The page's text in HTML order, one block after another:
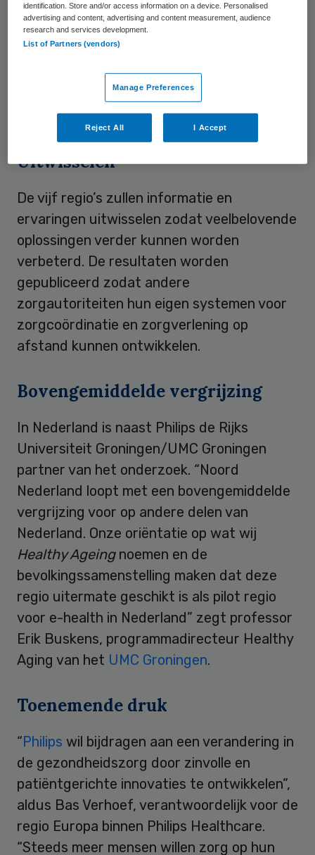
health voor patiënten met hartfalen, COPD
en diabetes onderzoeken. De resultaten
worden twee jaar lang bijgehouden en
geanalyseerd om na te gaan welke
processen, structuren en werkwijzen het
meest effectief zijn.
Uitwisselen
De vijf regio’s zullen informatie en
ervaringen uitwisselen zodat veelbelovende
oplossingen verder kunnen worden
verbeterd. De resultaten worden
gepubliceerd zodat andere
zorgautoriteiten hun eigen systemen voor
zorgcoördinatie en zorgverlening op
afstand kunnen ontwikkelen.
Bovengemiddelde vergrijzing
In Nederland is naast Philips de Rijks
Universiteit Groningen/UMC Groningen
partner van het onderzoek. “Noord
Nederland loopt met een bovengemiddelde
vergrijzing voor op andere delen van
Nederland. Onze oriëntatie op wat wij
Healthy Ageingnoemen en de
bevolkingssamenstelling maken dat deze
regio uitermate geschikt is als pilot regio
voor e-health in Nederland” zegt professor
Erik Buskens, programmadirecteur Healthy
Aging van het UMC Groningen.
Toenemende druk
“Philips wil bijdragen aan een verandering in
de gezondheidszorg door zinvolle en
patiëntgerichte innovaties te ontwikkelen”,
aldus Bas Verhoef, verantwoordelijk voor de
regio Europa binnen Philips Healthcare.
“Steeds meer mensen willen zorg op hun
identification. Store and/or access information on a device. Personalised
advertising and content, advertising and content measurement, audience
research and services development.
List of Partners (vendors)
Manage Preferences
Reject All I Accept